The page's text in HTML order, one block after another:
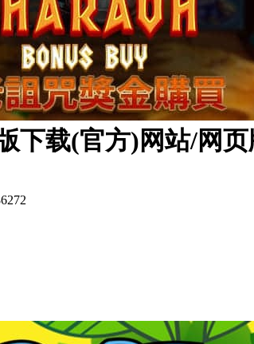
下载(官方)网站/网